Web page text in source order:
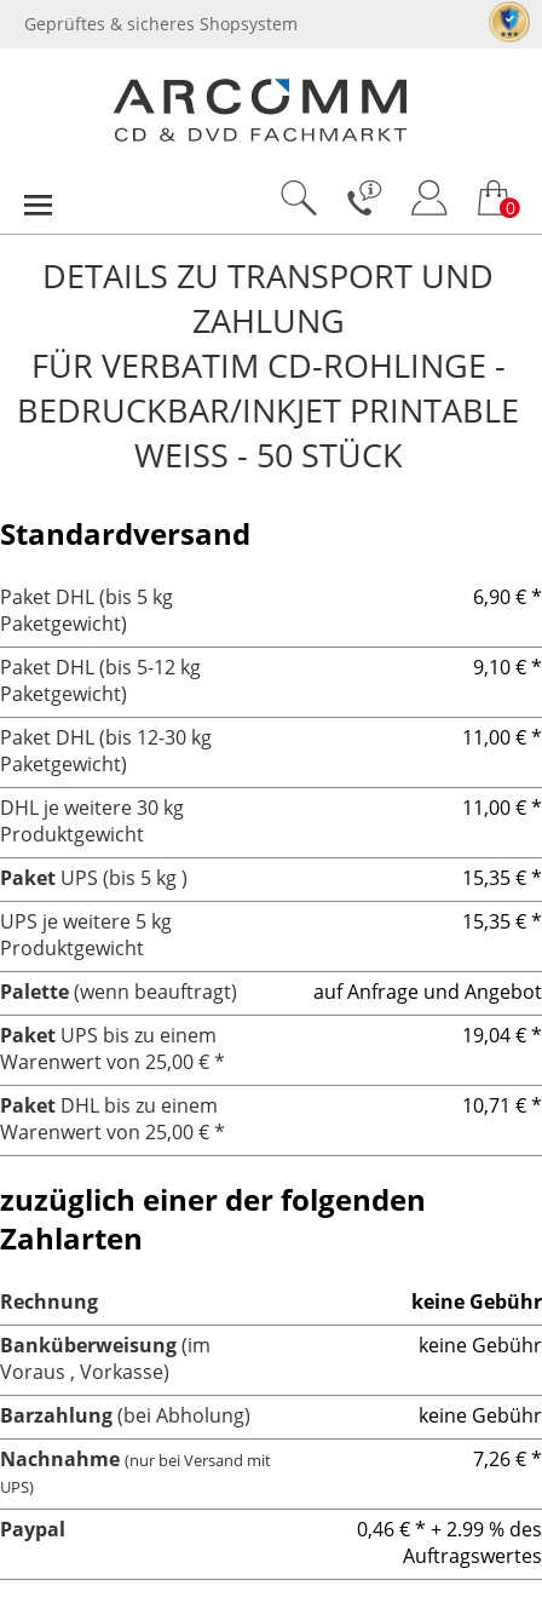
Geprüftes & sicheres Shopsystem
0
DETAILS ZU TRANSPORT UND
ZAHLUNG
FÜR VERBATIM CD-ROHLINGE -
BEDRUCKBAR/INKJET PRINTABLE
WEISS - 50 STÜCK
Standardversand
Paket DHL (bis 5 kg
Paketgewicht)
6,90 € *
Paket DHL (bis 5-12 kg
Paketgewicht)
9,10 € *
Paket DHL (bis 12-30 kg
Paketgewicht)
11,00 € *
DHL je weitere 30 kg
Produktgewicht
11,00 € *
Paket UPS (bis 5 kg )
15,35 € *
UPS je weitere 5 kg
Produktgewicht
15,35 € *
Palette(wenn beauftragt)
auf Anfrage und Angebot
Paket UPS bis zu einem
Warenwert von 25,00 € *
19,04 € *
Paket DHL bis zu einem
Warenwert von 25,00 € *
10,71 € *
zuzüglich einer der folgenden
Zahlarten
Rechnung
keine Gebühr
Banküberweisung(im
Voraus , Vorkasse)
keine Gebühr
Barzahlung(bei Abholung)
keine Gebühr
Nachnahme (nur bei Versand mit
UPS)
7,26 € *
Paypal
0,46 € * + 2.99 % des
Auftragswertes